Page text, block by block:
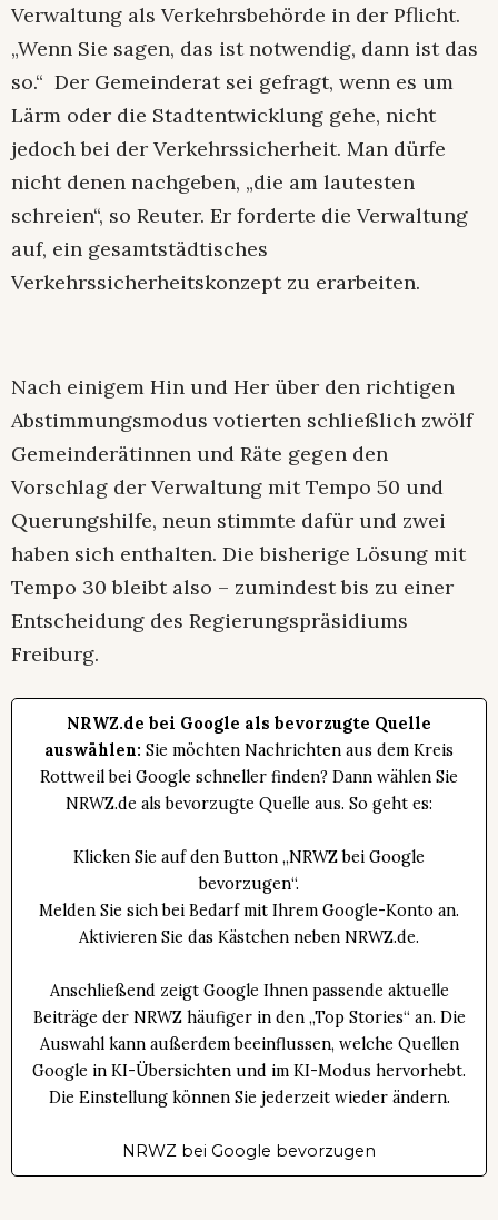
Verwaltung als Verkehrsbehörde in der Pflicht.
„Wenn Sie sagen, das ist notwendig, dann ist das
so.“ Der Gemeinderat sei gefragt, wenn es um
Lärm oder die Stadtentwicklung gehe, nicht
jedoch bei der Verkehrssicherheit. Man dürfe
nicht denen nachgeben, „die am lautesten
schreien“, so Reuter. Er forderte die Verwaltung
auf, ein gesamtstädtisches
Verkehrssicherheitskonzept zu erarbeiten.
Nach einigem Hin und Her über den richtigen
Abstimmungsmodus votierten schließlich zwölf
Gemeinderätinnen und Räte gegen den
Vorschlag der Verwaltung mit Tempo 50 und
Querungshilfe, neun stimmte dafür und zwei
haben sich enthalten. Die bisherige Lösung mit
Tempo 30 bleibt also – zumindest bis zu einer
Entscheidung des Regierungspräsidiums
Freiburg.
NRWZ.de bei Google als bevorzugte Quelle
auswählen: Sie möchten Nachrichten aus dem Kreis
Rottweil bei Google schneller finden? Dann wählen Sie
NRWZ.de als bevorzugte Quelle aus. So geht es:
Klicken Sie auf den Button „NRWZ bei Google
bevorzugen“.
Melden Sie sich bei Bedarf mit Ihrem Google-Konto an.
Aktivieren Sie das Kästchen neben NRWZ.de.
Anschließend zeigt Google Ihnen passende aktuelle
Beiträge der NRWZ häufiger in den „Top Stories“ an. Die
Auswahl kann außerdem beeinflussen, welche Quellen
Google in KI-Übersichten und im KI-Modus hervorhebt.
Die Einstellung können Sie jederzeit wieder ändern.
NRWZ bei Google bevorzugen